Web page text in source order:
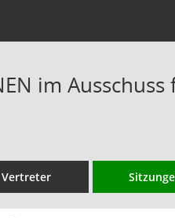
im
Vertreter